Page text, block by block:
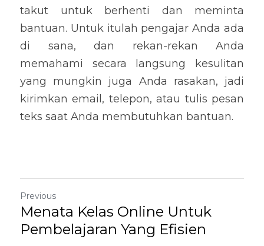
takut untuk berhenti dan meminta
bantuan. Untuk itulah pengajar Anda ada
di sana, dan rekan-rekan Anda
memahami secara langsung kesulitan
yang mungkin juga Anda rasakan, jadi
kirimkan email, telepon, atau tulis pesan
teks saat Anda membutuhkan bantuan.
Previous
Menata Kelas Online Untuk
Pembelajaran Yang Efisien